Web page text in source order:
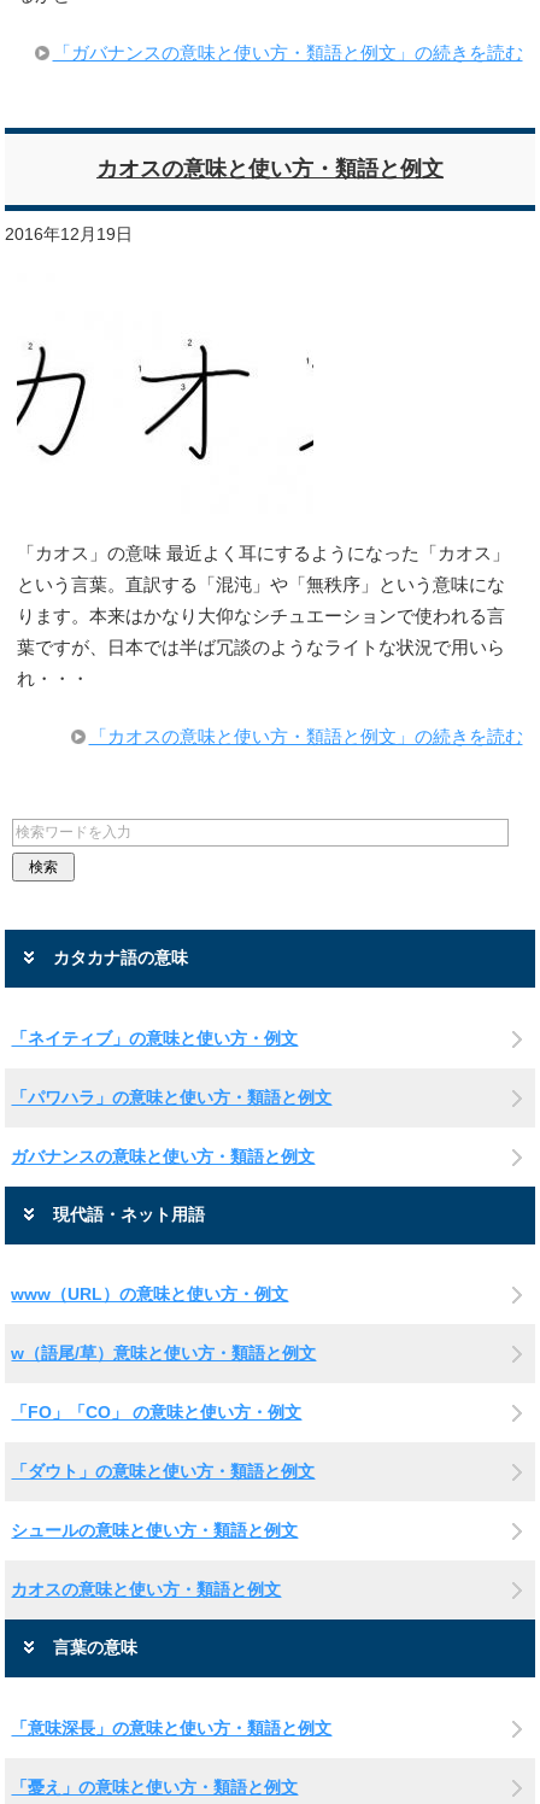
「ガバナンスの意味と使い方・類語と例文」の続きを読む
カオスの意味と使い方・類語と例文
2016年12月19日
「カオス」の意味 最近よく耳にするようになった「カオス」
という言葉。直訳する「混沌」や「無秩序」という意味にな
ります。本来はかなり大仰なシチュエーションで使われる言
葉ですが、日本では半ば冗談のようなライトな状況で用いら
れ・・・
「カオスの意味と使い方・類語と例文」の続きを読む
カタカナ語の意味
「ネイティブ」の意味と使い方・例文
「パワハラ」の意味と使い方・類語と例文
ガバナンスの意味と使い方・類語と例文
現代語・ネット用語
www（URL）の意味と使い方・例文
w（語尾/草）意味と使い方・類語と例文
「FO」「CO」 の意味と使い方・例文
「ダウト」の意味と使い方・類語と例文
シュールの意味と使い方・類語と例文
カオスの意味と使い方・類語と例文
言葉の意味
「意味深長」の意味と使い方・類語と例文
「憂え」の意味と使い方・類語と例文